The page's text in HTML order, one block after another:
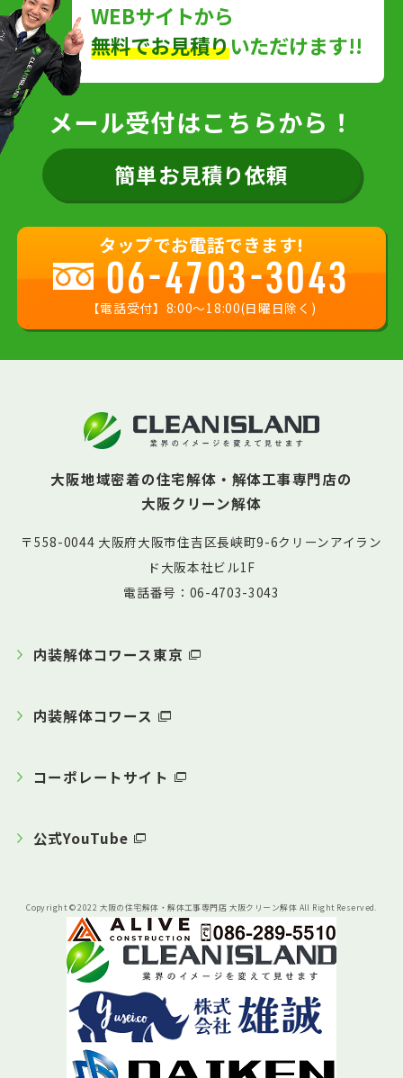
WEBサイトから
無料でお見積りいただけます!!
メール受付はこちらから！
簡単お見積り依頼
タップでお電話できます!
06-4703-3043
【電話受付】8:00〜18:00(日曜日除く)
大阪地域密着の住宅解体・解体工事専門店の
大阪クリーン解体
〒558-0044 大阪府大阪市住吉区長峡町9-6クリーンアイラン
ド大阪本社ビル1F
電話番号：06-4703-3043
内装解体コワース東京
内装解体コワース
コーポレートサイト
公式YouTube
Copyright © 2022 大阪の住宅解体・解体工事専門店 大阪クリーン解体 All Right Reserved.